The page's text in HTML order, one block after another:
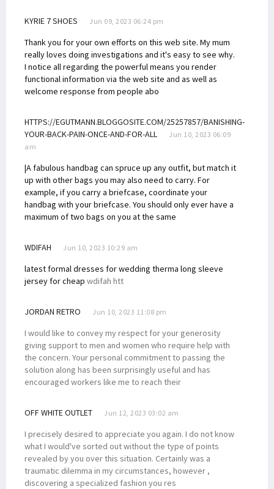
KYRIE 7 SHOES Jun 09, 2023 06:24 pm
Thank you for your own efforts on this web site. My mum
really loves doing investigations and it's easy to see why.
I notice all regarding the powerful means you render
functional information via the web site and as well as
welcome response from people abo
HTTPS://EGUTMANN.BLOGGOSITE.COM/25257857/BANISHING-
YOUR-BACK-PAIN-ONCE-AND-FOR-ALL
Jun 10, 2023 06:09
am
|A fabulous handbag can spruce up any outfit, but match it
up with other bags you may also need to carry. For
example, if you carry a briefcase, coordinate your
handbag with your briefcase. You should only ever have a
maximum of two bags on you at the same
WDIFAH Jun 10, 2023 10:29 am
latest formal dresses for wedding therma long sleeve
jersey for cheap wdifah htt
JORDAN RETRO Jun 10, 2023 11:08 pm
I would like to convey my respect for your generosity
giving support to men and women who require help with
the concern. Your personal commitment to passing the
solution along has been surprisingly useful and has
encouraged workers like me to reach their
OFF WHITE OUTLET Jun 12, 2023 03:02 am
I precisely desired to appreciate you again. I do not know
what I would've sorted out without the type of points
revealed by you over this situation. Certainly was a
traumatic dilemma in my circumstances, however ,
discovering a specialized fashion you res